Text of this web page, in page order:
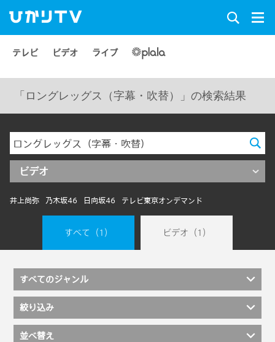
テレビ ビデオ ライブ
「ロングレッグス（字幕・吹替）」の検索結果
ビデオ
井上尚弥 乃木坂46 日向坂46 テレビ東京オンデマンド
すべて （1） ビデオ （1）
すべてのジャンル
絞り込み
並べ替え